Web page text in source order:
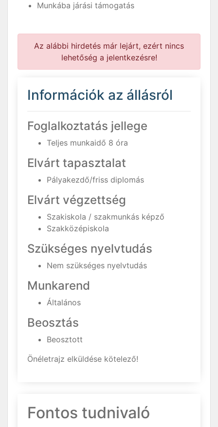
Munkába járási támogatás
Az alábbi hirdetés már lejárt, ezért nincs
lehetőség a jelentkezésre!
Információk az állásról
Foglalkoztatás jellege
Teljes munkaidő 8 óra
Elvárt tapasztalat
Pályakezdő/friss diplomás
Elvárt végzettség
Szakiskola / szakmunkás képző
Szakközépiskola
Szükséges nyelvtudás
Nem szükséges nyelvtudás
Munkarend
Általános
Beosztás
Beosztott
Önéletrajz elküldése kötelező!
Fontos tudnivaló